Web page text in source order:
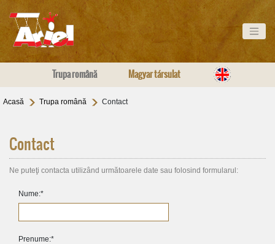
Trupa română Magyar társulat
Acasă Trupa română Contact
Contact
Ne puteţi contacta utilizând următoarele date sau folosind formularul:
Nume:*
Prenume:*